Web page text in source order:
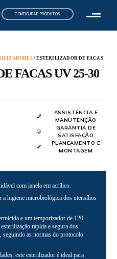
CONFIGURAR PRODUTOS
/ ESTERILIZADOR DE FACAS
FACAS UV 25-30
ASSISTÊNCIA E
MANUTENÇÃO
GARANTIA DE
SATISFAÇÃO
PLANEAMENTO E
MONTAGEM
com janela em acrílico.
a higiene microbiológica dos utensílios
e um temporizador de 120
rápida e segura dos
seguindo as normas do protocolo
este esterilizador é ideal para